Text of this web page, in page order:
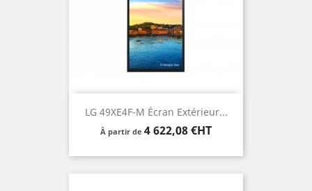
LG 49XE4F-M Écran Extérieur...
À partir de Prix
4 622,08 €HT